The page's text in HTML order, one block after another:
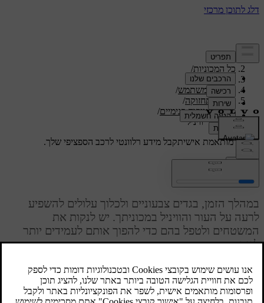
תמיכה/
כל המכוניות/
ES90 2026
/
מדריך למשתמש/
טיפול ותחזוקה/
ניקוי וטיפוח פנימיים/
ניקוי עור וויניל
תמיכה מותאמת אישיתקבל מידע רלוונטי לרכב הספציפי שלך.
מעודכן 31.10.2025
ניקוי עור וויניל
במהלך הזמן, בגדים צבעוניים ולכלוך עלולים להשפיע
לרעה על העור והוויניל במכוניתך. יש לנקות את
המשטחים ולטפל בהם כדי להפוך אותם לעמידים יותר
לנזק.
המלצות אלה לניקוי העור ישימות רק לשיבוצי עור אמתי.